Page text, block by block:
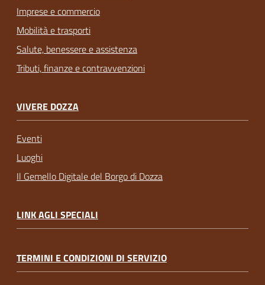
Imprese e commercio
Mobilità e trasporti
Salute, benessere e assistenza
Tributi, finanze e contravvenzioni
VIVERE DOZZA
Eventi
Luoghi
Il Gemello Digitale del Borgo di Dozza
LINK AGLI SPECIALI
TERMINI E CONDIZIONI DI SERVIZIO